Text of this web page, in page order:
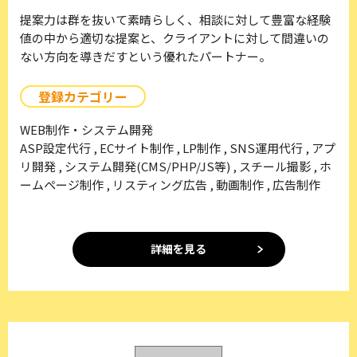
提案力は群を抜いて素晴らしく、相談に対して豊富な経験
値の中から適切な提案と、クライアントに対して間違いの
ない方向を導きだすという優れたパートナー。
登録カテゴリー
WEB制作・システム開発
ASP設定代行 , ECサイト制作 , LP制作 , SNS運用代行 , アプ
リ開発 , システム開発(CMS/PHP/JS等) , スチール撮影 , ホ
ームページ制作 , リスティング広告 , 動画制作 , 広告制作
詳細を見る